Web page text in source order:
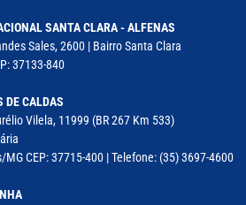
SANTA CLARA - ALFENAS
Sales, 2600 | Bairro Santa Clara
37133-840
DE CALDAS
Vilela, 11999 (BR 267 Km 533)
MG CEP: 37715-400 | Telefone: (35) 3697-4600